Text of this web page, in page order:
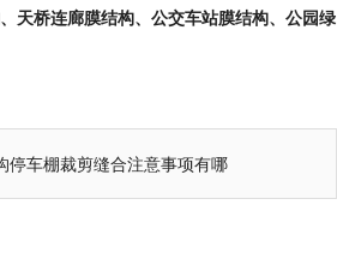
天桥连廊膜结构、公交车站膜结构、公园绿
停车棚裁剪缝合注意事项有哪